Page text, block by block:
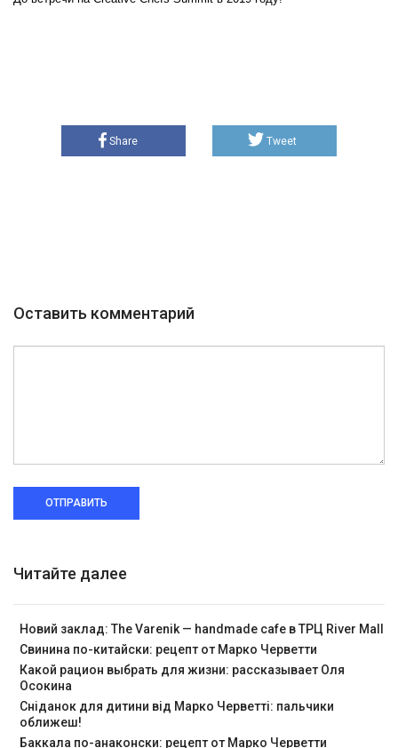
Share Tweet
Оставить комментарий
ОТПРАВИТЬ
Читайте далее
Новий заклад: The Varenik — handmade cafe в ТРЦ River Mall
Свинина по-китайски: рецепт от Марко Черветти
Какой рацион выбрать для жизни: рассказывает Оля
Осокина
Сніданок для дитини від Марко Черветті: пальчики
оближеш!
Баккала по-анаконски: рецепт от Марко Черветти